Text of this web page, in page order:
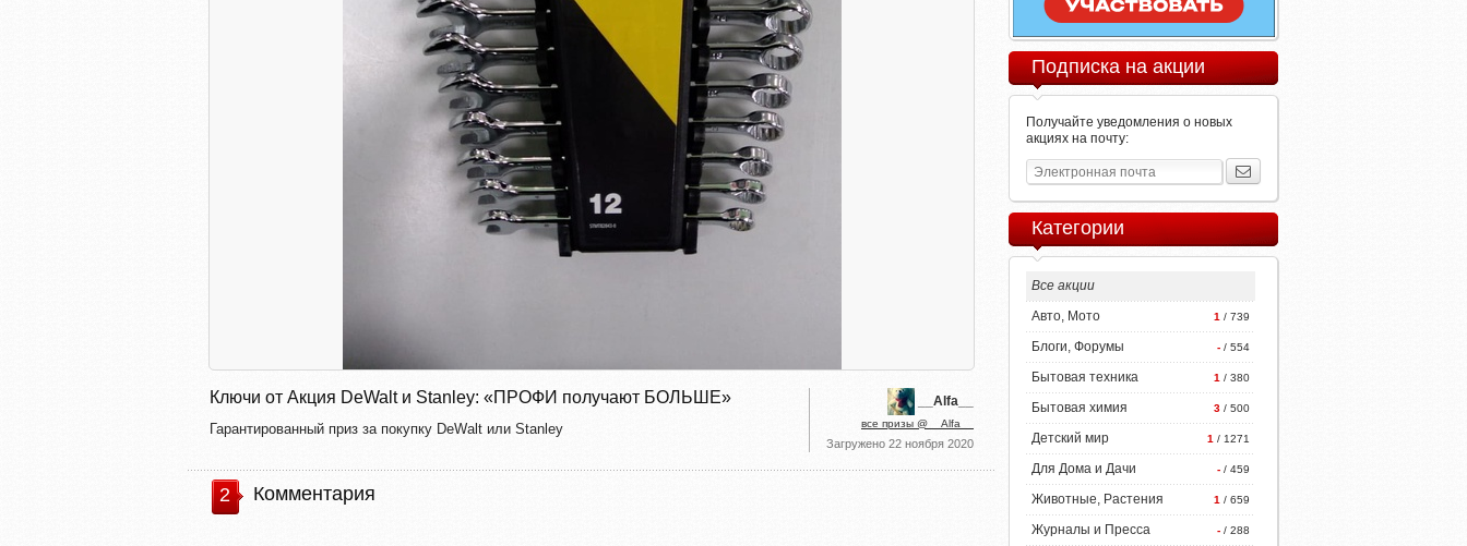
__Alfa__
все призы @__Alfa__
Загружено 22 ноября 2020
Ключи от Акция DeWalt и Stanley: «ПРОФИ получают БОЛЬШЕ»
Гарантированный приз за покупку DeWalt или Stanley
2 Комментария
Подписка на акции
Получайте уведомления о новых
акциях на почту:
Категории
Все акции
1 / 739
Авто, Мото
- / 554
Блоги, Форумы
1 / 380
Бытовая техника
3 / 500
Бытовая химия
1 / 1271
Детский мир
- / 459
Для Дома и Дачи
1 / 659
Животные, Растения
- / 288
Журналы и Пресса